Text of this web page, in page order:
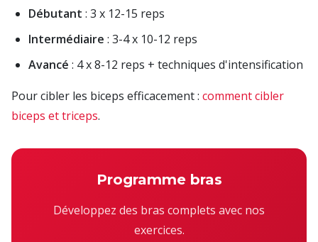
Débutant : 3 x 12-15 reps
Intermédiaire : 3-4 x 10-12 reps
Avancé : 4 x 8-12 reps + techniques d'intensification
Pour cibler les biceps efficacement : comment cibler
biceps et triceps.
Programme bras
Développez des bras complets avec nos
exercices.